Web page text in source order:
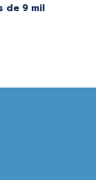
de 9 mil